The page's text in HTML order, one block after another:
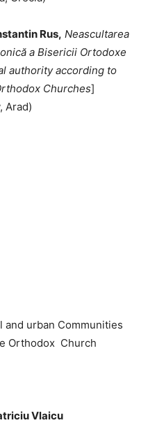
Rus, Neascultarea
a Bisericii Ortodoxe
authority according to
Churches]
Arad)
and urban Communities
Orthodox Church
Vlaicu